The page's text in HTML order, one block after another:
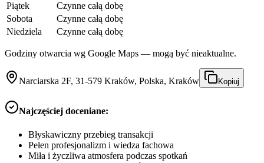
Piątek
Czynne całą dobę
Sobota
Czynne całą dobę
Niedziela
Czynne całą dobę
Godziny otwarcia wg Google Maps — mogą być nieaktualne.
Narciarska 2F, 31-579 Kraków, Polska, Kraków Kopiuj
Najczęściej doceniane:
Błyskawiczny przebieg transakcji
Pełen profesjonalizm i wiedza fachowa
Miła i życzliwa atmosfera podczas spotkań